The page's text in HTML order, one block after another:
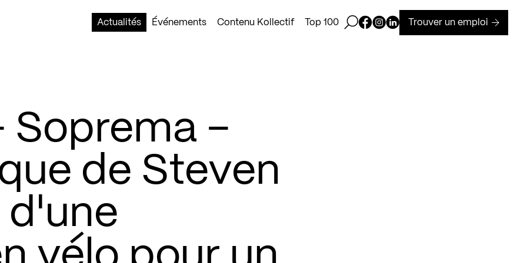
Actualités
Événements Contenu Kollectif Top 100 Ouvrir la barre de recherche
Page Facebook de Kollectif
Page Instagram de Kollectif
Page Linkedin de Kollectif
Trouver un emploi
Soprema –
de Steven
d'une